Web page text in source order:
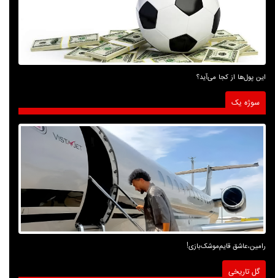
این پول‌ها از کجا می‌آید؟
سوژه یک
رامین،عاشق قایم‌موشک‌بازی!
گل تاریخی